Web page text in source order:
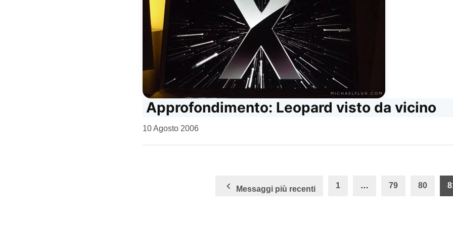
Approfondimento: Leopard visto da vicino
da
10 Agosto 2006
PaginazioneMessaggi più recenti 1 … 79 80